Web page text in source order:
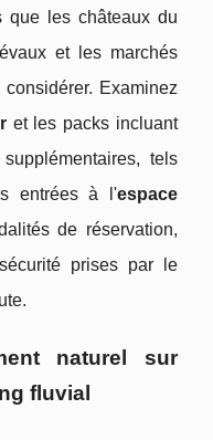
que les châteaux du
et les marchés
Examinez
et les packs incluant
tels
entrées à l'espace
de réservation,
prises par le
naturel sur
fluvial